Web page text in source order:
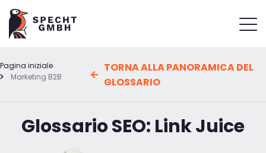
Pagina iniziale
Marketing B2B
TORNA ALLA PANORAMICA DEL
GLOSSARIO
Glossario SEO: Link Juice